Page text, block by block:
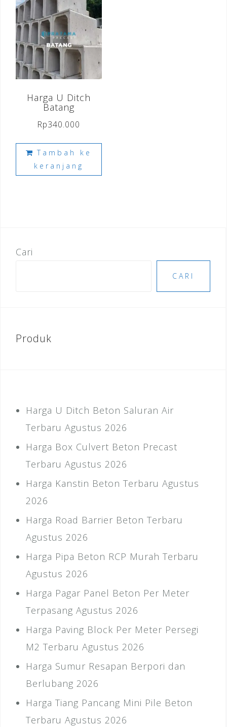
Harga U Ditch
Batang
Rp340.000
Tambah ke
keranjang
Cari
CARI
Produk
Harga U Ditch Beton Saluran Air
Terbaru Agustus 2026
Harga Box Culvert Beton Precast
Terbaru Agustus 2026
Harga Kanstin Beton Terbaru Agustus
2026
Harga Road Barrier Beton Terbaru
Agustus 2026
Harga Pipa Beton RCP Murah Terbaru
Agustus 2026
Harga Pagar Panel Beton Per Meter
Terpasang Agustus 2026
Harga Paving Block Per Meter Persegi
M2 Terbaru Agustus 2026
Harga Sumur Resapan Berpori dan
Berlubang 2026
Harga Tiang Pancang Mini Pile Beton
Terbaru Agustus 2026